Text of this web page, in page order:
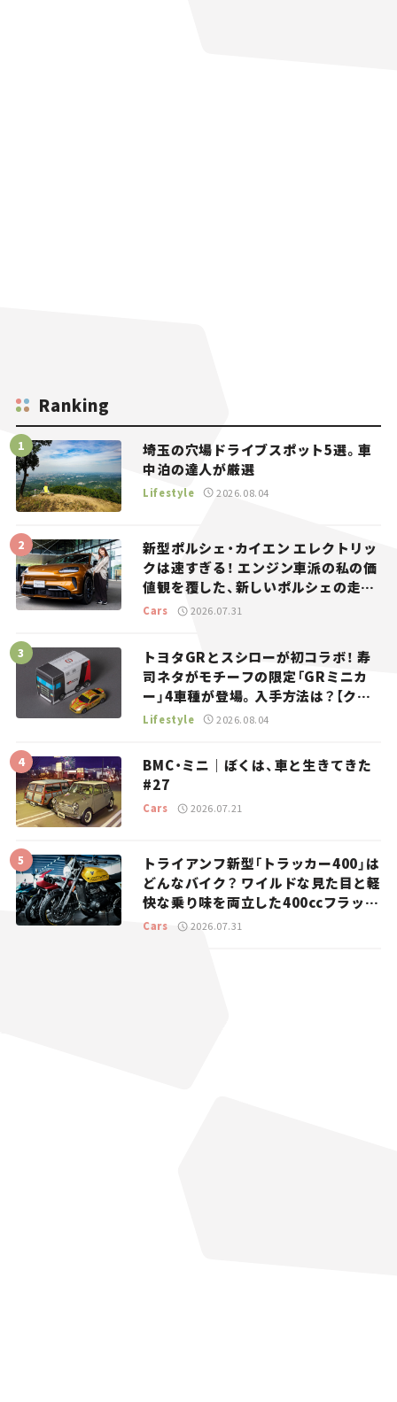
Ranking
埼玉の穴場ドライブスポット5選。車
中泊の達人が厳選
Lifestyle 2026.08.04
新型ポルシェ・カイエン エレクトリッ
クは速すぎる！ エンジン車派の私の価
値観を覆した、新しいポルシェの走
り。
Cars 2026.07.31
トヨタGRとスシローが初コラボ！ 寿
司ネタがモチーフの限定「GRミニカ
ー」4車種が登場。入手方法は？【クル
マとホビー】
Lifestyle 2026.08.04
BMC・ミニ｜ぼくは、車と生きてきた
#27
Cars 2026.07.21
トライアンフ新型「トラッカー400」は
どんなバイク？ ワイルドな見た目と軽
快な乗り味を両立した400ccフラット
トラッカー【試乗レビュー】
Cars 2026.07.31